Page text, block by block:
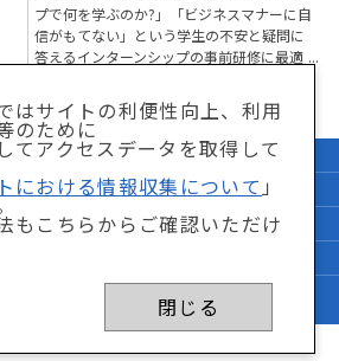
プで何を学ぶのか?」「ビジネスマナーに自
信がもてない」という学生の不安と疑問に
答えるインターンシップの事前研修に最適
はサイトの利便性向上、利用
のために
てアクセスデータを取得して
における情報収集について 」
もこちらからご確認いただけ
閉じる
サイトマップ
「特商法」に関して
ネットにおける情報収集について
Marketing,inc. All Rights Reserved.